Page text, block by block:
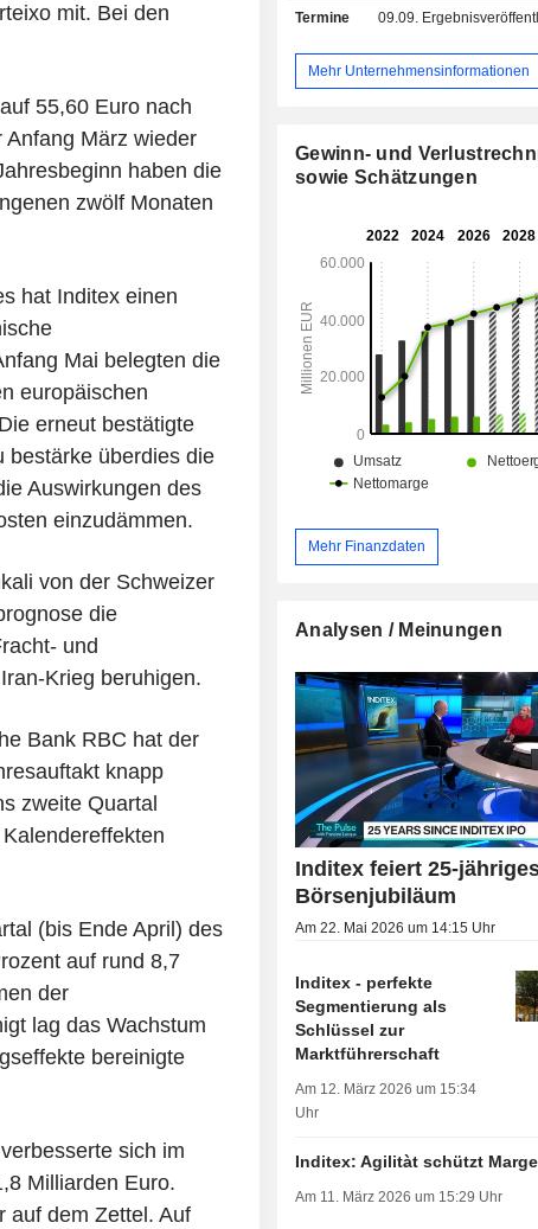
mit. Bei den
55,60 Euro nach
März wieder
haben die
zwölf Monaten
hat Inditex einen
Mai belegten die
europäischen
erneut bestätigte
bestärke überdies die
Auswirkungen des
einzudämmen.
von der Schweizer
die
und
Krieg beruhigen.
Bank RBC hat der
knapp
zweite Quartal
(bis Ende April) des
auf rund 8,7
der
lag das Wachstum
bereinigte
sich im
Milliarden Euro.
auf dem Zettel. Auf
Einnahmequellen wie folgt:
Verkäufen (91,3 %), Umsatz aus
Geschäften (7,4 %) und Sonstiges (1,3 %).
nach Marken wie folgt aufteilen:
Kids (2.089), Bershka (852) und
geografisch wie folgt: Spanien (16,9
(54 %), Amerika (17,5 %) und
Termine 09.09.
Mehr Unternehmensinformationen
Gewinn- und
sowie Schätzungen
Mehr Finanzdaten
Analysen / Meinungen
Inditex feiert 25-
Börsenjubiläum
Am 22. Mai 2026 um 14:15 Uhr
Inditex - perfekte
Segmentierung als
Schlüssel zur
Marktführerschaft
Am 12. März 2026 um 15:34
Uhr
Inditex: Agilitàt schützt
Am 11. März 2026 um 15:29 Uhr